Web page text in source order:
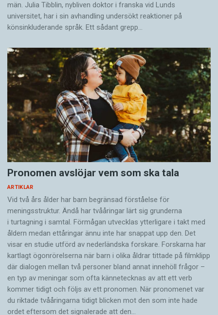
män. Julia Tibblin, nybliven doktor i franska vid Lunds
universitet, har i sin avhandling undersökt reaktioner på
könsinkluderande språk. Ett sådant grepp…
Pronomen avslöjar vem som ska tala
ARTIKLAR
Vid två års ålder har barn begränsad förståelse för
meningsstruktur. Ändå har tvååringar lärt sig grunderna
i turtagning i samtal. Förmågan utvecklas ytterligare i takt med
åldern medan ettåringar ännu inte har snappat upp den. Det
visar en studie utförd av nederländska forskare. Forskarna har
kartlagt ögonrörelserna när barn i olika åldrar tittade på filmklipp
där dialogen mellan två personer bland annat innehöll frågor –
en typ av meningar som ofta kännetecknas av att ett verb
kommer tidigt och följs av ett pronomen. När pronomenet var
du riktade tvååringarna tidigt blicken mot den som inte hade
ordet eftersom det ­signalerade att den…